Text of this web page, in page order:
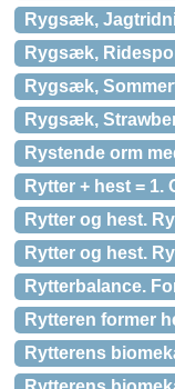
Rygsæk,
Rygsæk,
Rygsæk,
Rygsæk,
Rystende orm
Rytter + hest =
Rytter og hest.
Rytter og hest.
Rytterbalance.
Rytteren former
Rytterens